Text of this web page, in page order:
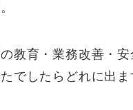
教育・業務改善・安
でしたらどれに出ま